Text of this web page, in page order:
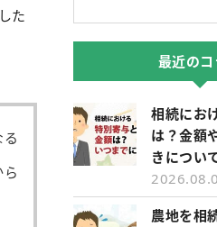
た
最近のコ
相続にお
は？金額
きについ
農地を相